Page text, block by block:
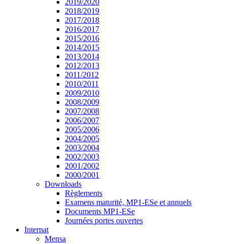
2019/2020
2018/2019
2017/2018
2016/2017
2015/2016
2014/2015
2013/2014
2012/2013
2011/2012
2010/2011
2009/2010
2008/2009
2007/2008
2006/2007
2005/2006
2004/2005
2003/2004
2002/2003
2001/2002
2000/2001
Downloads
Règlements
Examens maturité, MP1-ESe et annuels
Documents MP1-ESe
Journées portes ouvertes
Internat
Mensa